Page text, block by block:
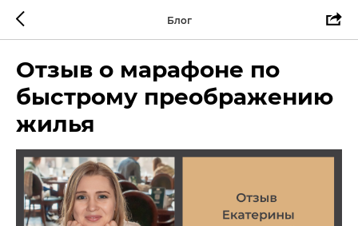
Блог
Отзыв о марафоне по
быстрому преображению
жилья